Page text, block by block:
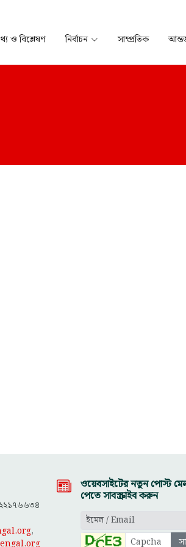
ও বিশ্লেষণ নির্বাচন সাম্প্রতিক
,
ওয়েবসাইটের নতুন পোস্ট
পেতে সাবস্ক্রাইব করুন